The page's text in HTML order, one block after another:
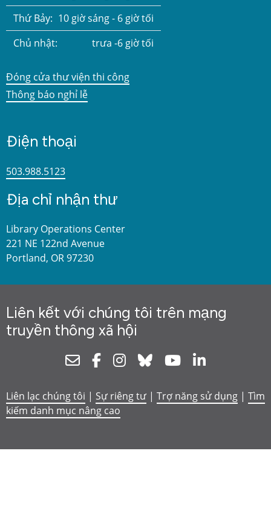
Thứ Bảy: 10 giờ sáng - 6 giờ tối
Chủ nhật:
trưa -6 giờ tối
Đóng cửa thư viện thi công
Thông báo nghỉ lễ
Điện thoại
503.988.5123
Địa chỉ nhận thư
Library Operations Center
221 NE 122nd Avenue
Portland, OR 97230
Liên kết với chúng tôi trên mạng
truyền thông xã hội
NewsletterFacebookInstagram
Bluesky Youtube
Liên lạc chúng tôi | Sự riêng tư | Trợ năng sử dụng | Tìm
kiếm danh mục nâng cao